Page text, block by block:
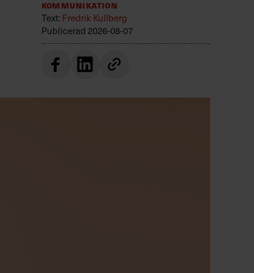
Kommunikation
Text:Fredrik Kullberg
Publicerad 2026-08-07